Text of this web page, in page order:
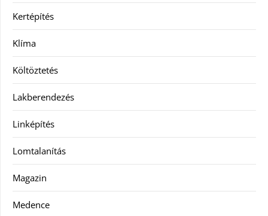
Kertépítés
Klíma
Költöztetés
Lakberendezés
Linképítés
Lomtalanítás
Magazin
Medence